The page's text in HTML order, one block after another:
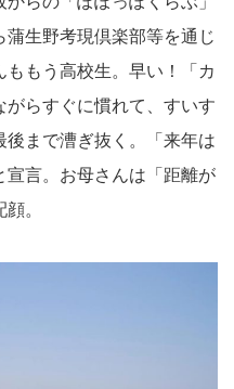
生野考現倶楽部等を通じ
もう高校生。早い！「カ
らすぐに慣れて、すいす
まで漕ぎ抜く。「来年は
言。お母さんは「距離が
。